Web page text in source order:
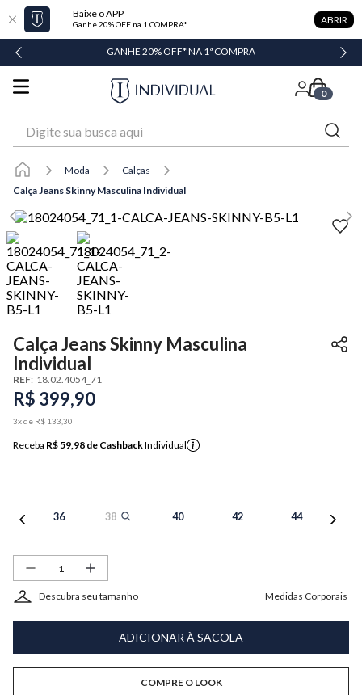
Baixe o APP
Ganhe 20% OFF na 1 COMPRA* ABRIR
GANHE 20% OFF* NA 1ª COMPRA
0
Moda
Calças
Calça Jeans Skinny Masculina Individual
Calça Jeans Skinny Masculina
Individual
REF: 18.02.4054_71
R$ 399,90
3x de R$ 133 30
Receba R$ 59,98 de CashbackIndividual
36 38 40 42 44
Descubra seu tamanho Medidas Corporais
ADICIONAR À SACOLA
COMPRE O LOOK